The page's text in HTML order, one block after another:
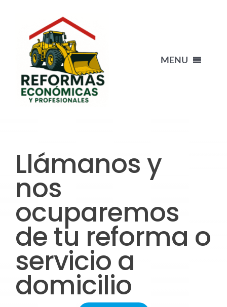
contenido
MENU
PORTFOLIO
CONTACTO
SERVICIOS
Llámanos y
nos
ocuparemos
de tu reforma o
servicio a
domicilio